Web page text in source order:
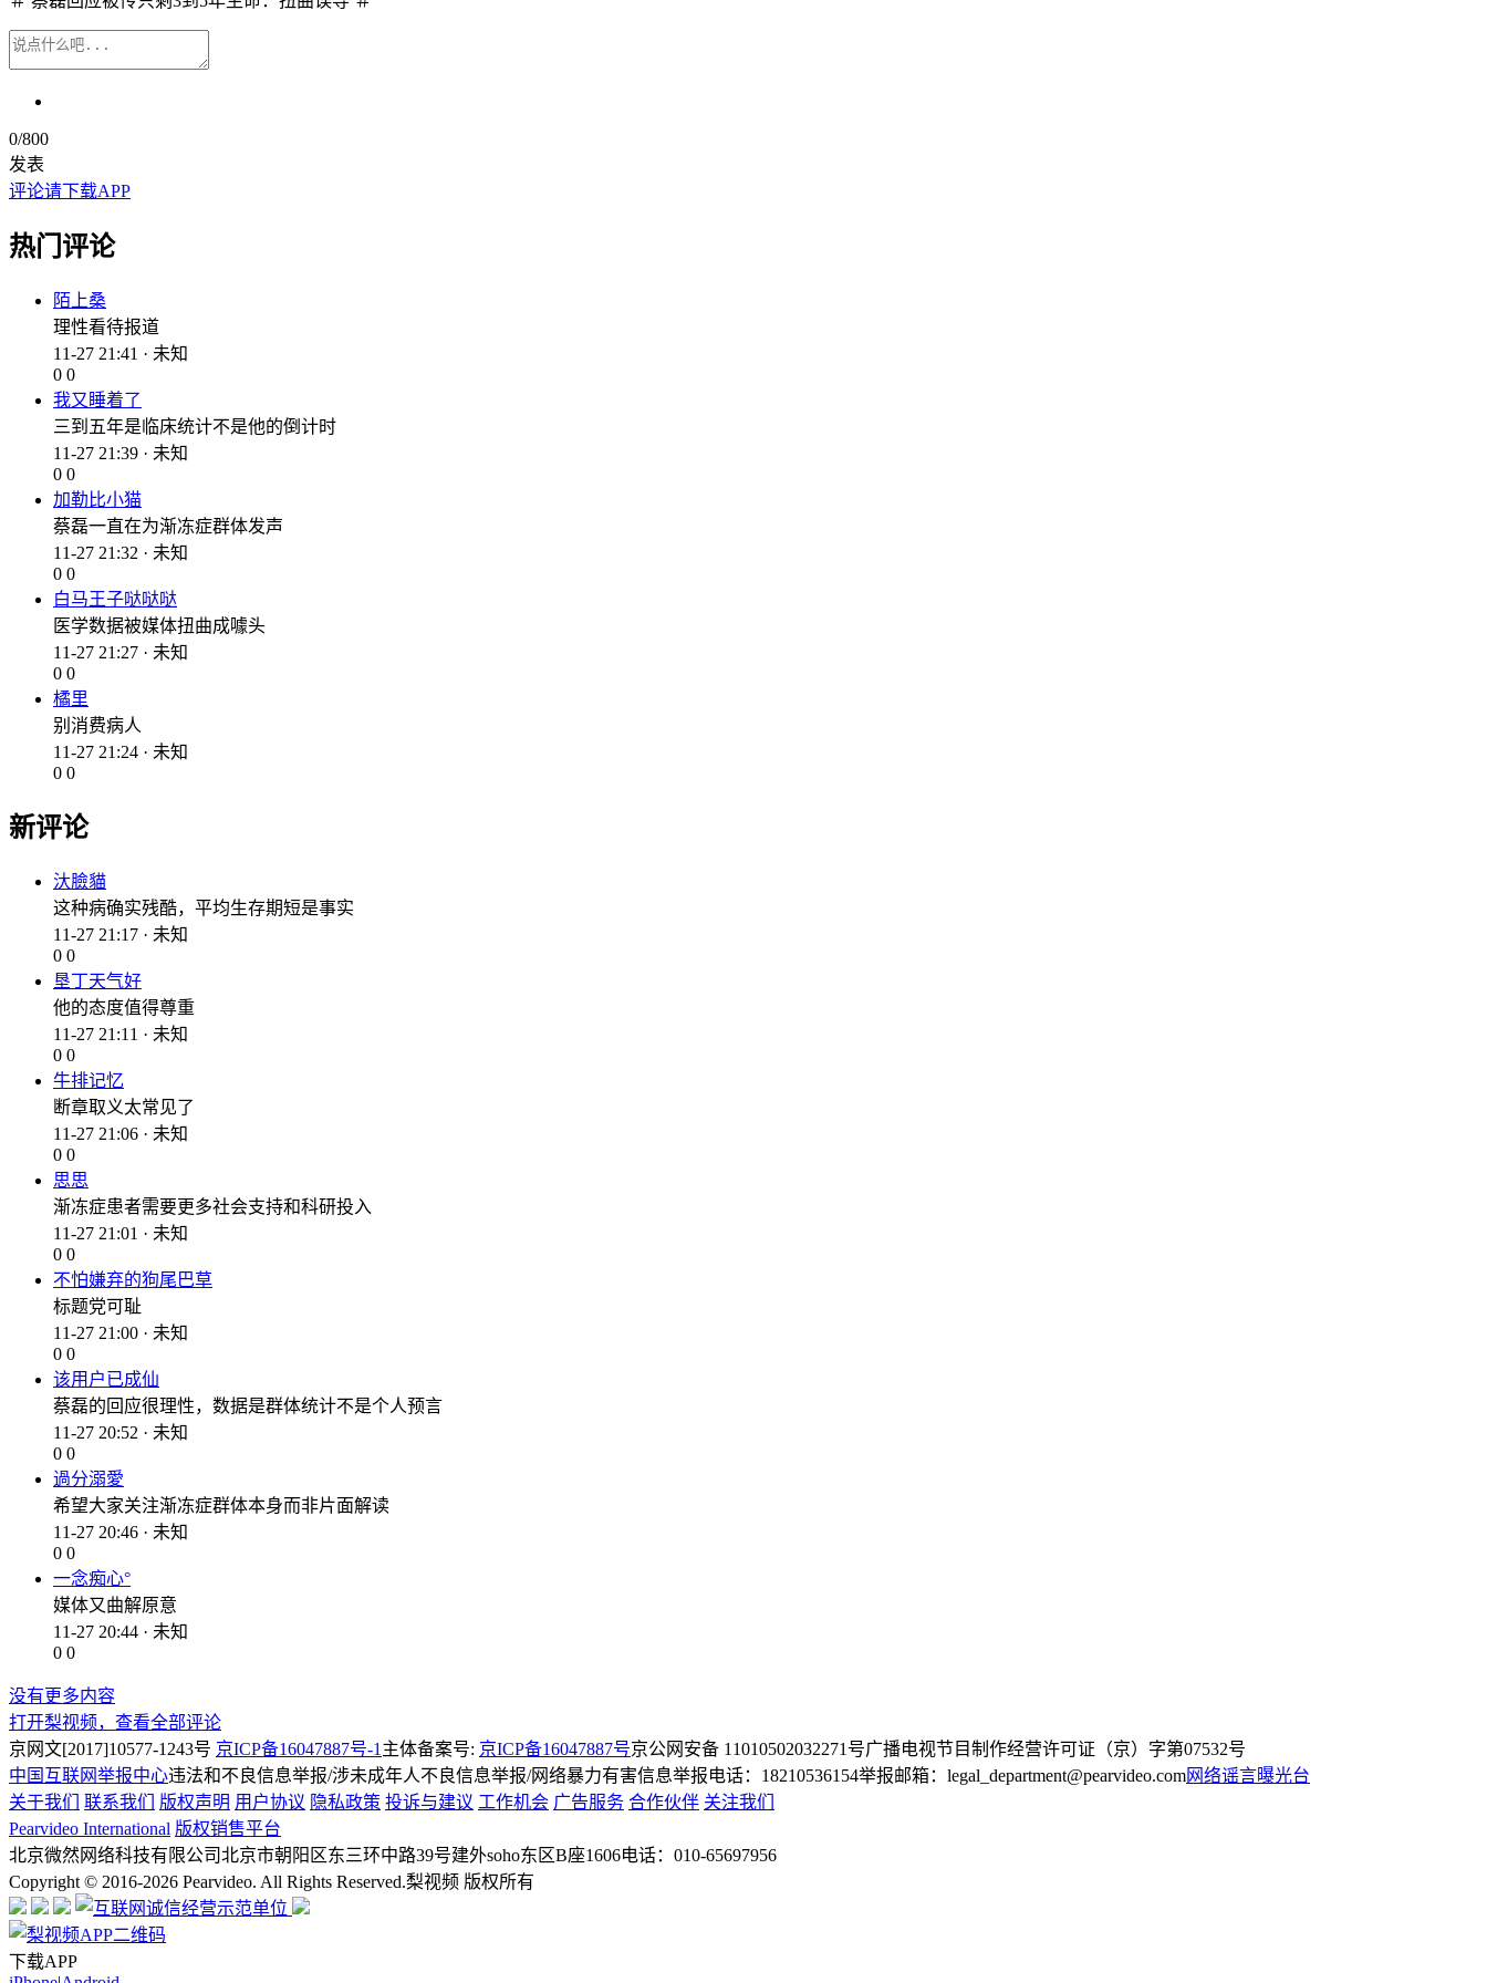
0/800
发表
评论请下载APP
热门评论
陌上桑
理性看待报道
11-27 21:41 · 未知
0 0
我又睡着了
三到五年是临床统计不是他的倒计时
11-27 21:39 · 未知
0 0
加勒比小猫
蔡磊一直在为渐冻症群体发声
11-27 21:32 · 未知
0 0
白马王子哒哒哒
医学数据被媒体扭曲成噱头
11-27 21:27 · 未知
0 0
橘里
别消费病人
11-27 21:24 · 未知
0 0
新评论
汏臉貓
这种病确实残酷，平均生存期短是事实
11-27 21:17 · 未知
0 0
垦丁天气好
他的态度值得尊重
11-27 21:11 · 未知
0 0
牛排记忆
断章取义太常见了
11-27 21:06 · 未知
0 0
思思
渐冻症患者需要更多社会支持和科研投入
11-27 21:01 · 未知
0 0
不怕嫌弃的狗尾巴草
标题党可耻
11-27 21:00 · 未知
0 0
该用户已成仙
蔡磊的回应很理性，数据是群体统计不是个人预言
11-27 20:52 · 未知
0 0
過分溺愛
希望大家关注渐冻症群体本身而非片面解读
11-27 20:46 · 未知
0 0
一念痴心°
媒体又曲解原意
11-27 20:44 · 未知
0 0
没有更多内容
打开梨视频，查看全部评论
京网文[2017]10577-1243号 京ICP备16047887号-1 主体备案号: 京ICP备16047887号京公网安备 11010502032271号广播电视节目制作经营许可证（京）字第07532号
中国互联网举报中心违法和不良信息举报/涉未成年人不良信息举报/网络暴力有害信息举报电话：18210536154举报邮箱：legal_department@pearvideo.com网络谣言曝光台
关于我们
联系我们 版权声明 用户协议 隐私政策 投诉与建议 工作机会 广告服务 合作伙伴 关注我们
Pearvideo International 版权销售平台
北京微然网络科技有限公司北京市朝阳区东三环中路39号建外soho东区B座1606电话：010-65697956
Copyright © 2016-2026 Pearvideo. All Rights Reserved.梨视频 版权所有
下载APP